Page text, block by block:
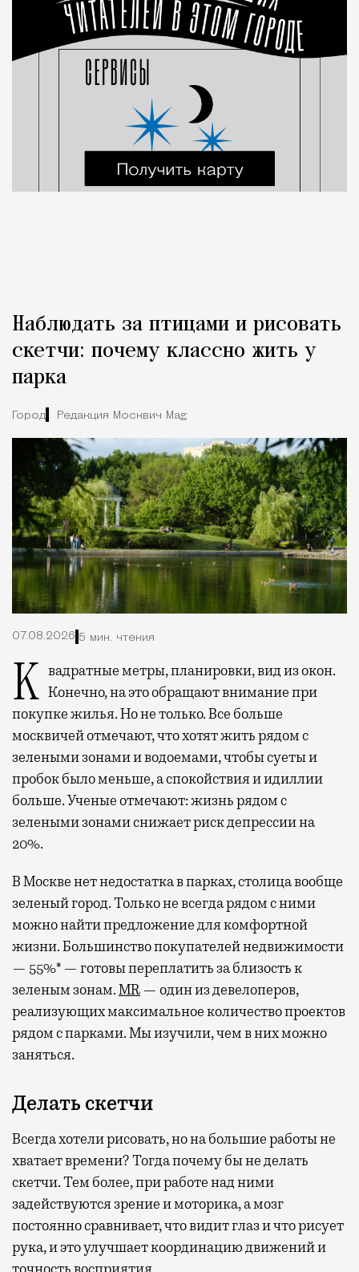
Наблюдать за птицами и рисовать
скетчи: почему классно жить у
парка
Город Редакция Москвич Mag
07.08.2026 5 мин. чтения
Квадратные метры, планировки, вид из окон. Конечно, на это обращают внимание при
покупке жилья. Но не только. Все больше
москвичей отмечают, что хотят жить рядом с
зелеными зонами и водоемами, чтобы суеты и
пробок было меньше, а спокойствия и идиллии
больше. Ученые отмечают: жизнь рядом с
зелеными зонами снижает риск депрессии на
20%.
В Москве нет недостатка в парках, столица вообще
зеленый город. Только не всегда рядом с ними
можно найти предложение для комфортной
жизни. Большинство покупателей недвижимости
— 55%* — готовы переплатить за близость к
зеленым зонам.MR — один из девелоперов,
реализующих максимальное количество проектов
рядом с парками. Мы изучили, чем в них можно
заняться.
Делать скетчи
Всегда хотели рисовать, но на большие работы не
хватает времени? Тогда почему бы не делать
скетчи. Тем более, при работе над ними
задействуются зрение и моторика, а мозг
постоянно сравнивает, что видит глаз и что рисует
рука, и это улучшает координацию движений и